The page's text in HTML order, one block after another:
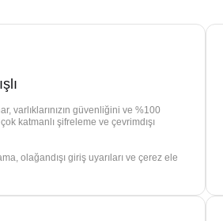
varlıklarınızın güvenliğini ve %100
katmanlı şifreleme ve çevrimdışı
olağandışı giriş uyarıları ve çerez ele